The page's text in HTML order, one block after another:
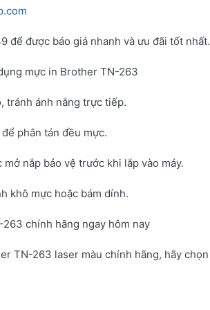
để được báo giá nhanh và ưu đãi tốt nhất.
mực in Brother TN-263
tránh ánh nắng trực tiếp.
phân tán đều mực.
nắp bảo vệ trước khi lắp vào máy.
khô mực hoặc bám dính.
chính hãng ngay hôm nay
TN-263 laser màu chính hãng, hãy chọn